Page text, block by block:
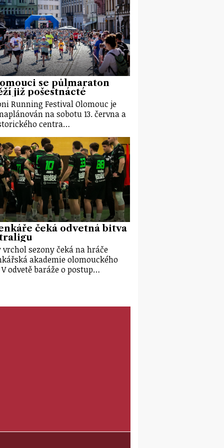
se půlmaraton
již pošestnácté
Running Festival Olomouc je
na sobotu 13. června a
centra…
čeká odvetná bitva
vrchol sezony čeká na hráče
akademie olomouckého
odvetě baráže o postup…